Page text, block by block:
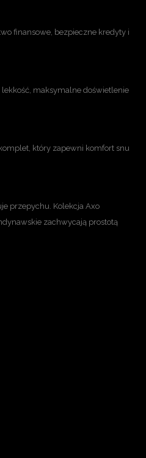
finansowe, bezpieczne kredyty i
maksymalne doświetlenie
który zapewni komfort snu
przepychu. Kolekcja Axo
zachwycają prostotą